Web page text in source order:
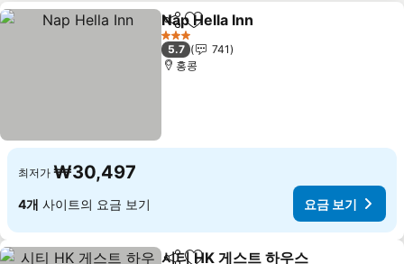
공유 즐겨찾기에 추가
Nap Hella Inn
3 성급
5.7
741
홍콩
최저가 ₩30,497
4개 사이트의 요금 보기 요금 보기
시티 HK 게스트 하우스